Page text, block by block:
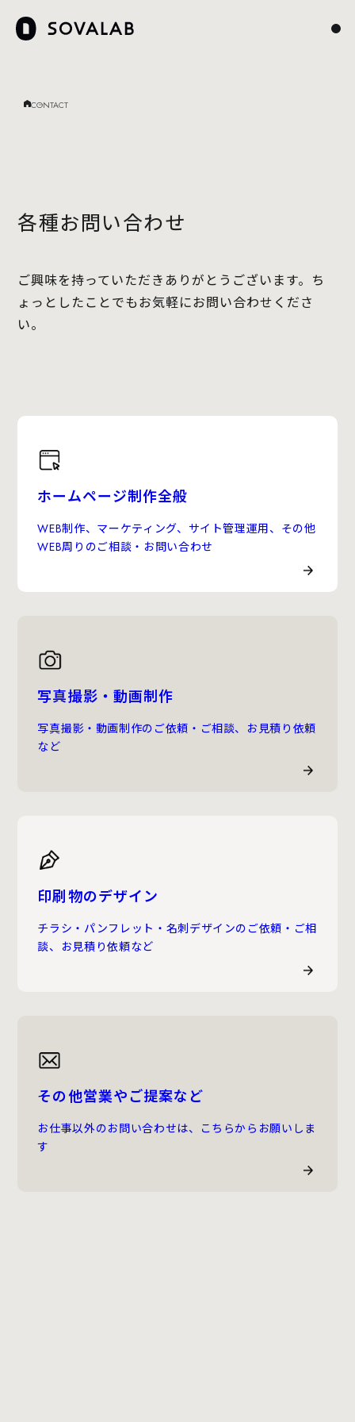
CONTACT
各種お問い合わせ
ご興味を持っていただきありがとうございます。ち
ょっとしたことでもお気軽にお問い合わせくださ
い。
ホームページ制作全般
WEB制作、マーケティング、サイト管理運用、その他
WEB周りのご相談・お問い合わせ
写真撮影・動画制作
写真撮影・動画制作のご依頼・ご相談、お見積り依頼
など
印刷物のデザイン
チラシ・パンフレット・名刺デザインのご依頼・ご相
談、お見積り依頼など
その他営業やご提案など
お仕事以外のお問い合わせは、こちらからお願いしま
す